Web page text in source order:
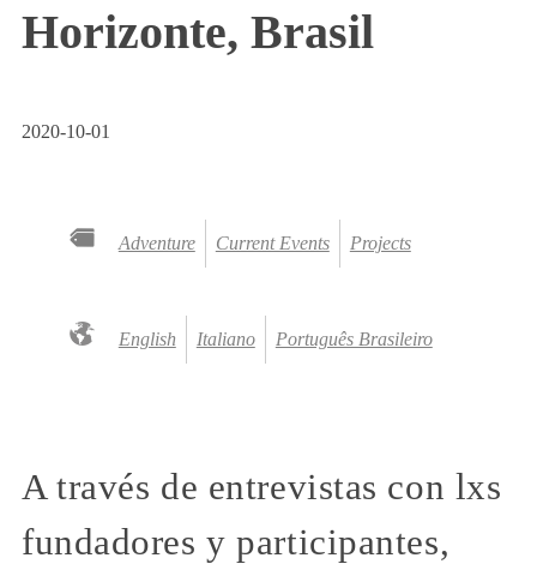
Horizonte, Brasil
2020-10-01
Adventure Current Events Projects
English Italiano Português Brasileiro
A través de entrevistas con lxs
fundadores y participantes,